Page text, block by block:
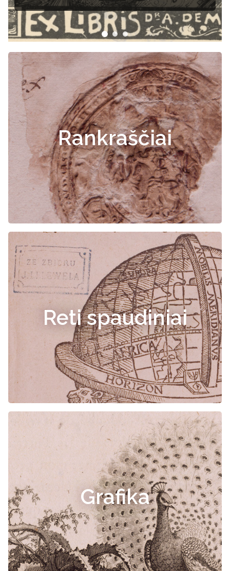
Rankraščiai
Reti spaudiniai
Grafika